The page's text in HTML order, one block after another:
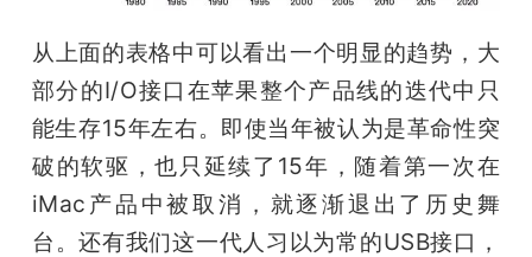
从上面的表格中可以看出一个明显的趋势，大
部分的I/O接口在苹果整个产品线的迭代中只
能生存15年左右。即使当年被认为是革命性突
破的软驱，也只延续了15年，随着第一次在
iMac产品中被取消，就逐渐退出了历史舞
台。还有我们这一代人习以为常的USB接口，